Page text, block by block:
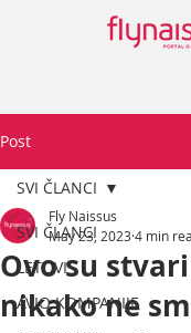
Post
SVI ČLANCI
LETOVI
AVIO KOMPANIJE
SVI ČLANCI
Ovo su
nikako ne
Fly Naissus
May 23, 2023 4 min